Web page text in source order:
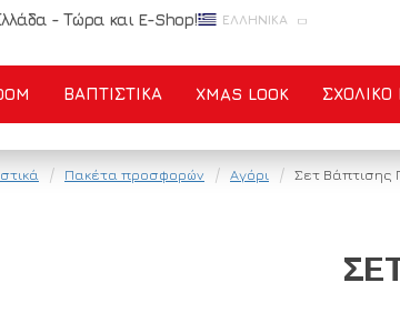
- Τώρα και E-Shop! ΕΛΛΗΝΙΚΆ
ΒΑΠΤΙΣΤΙΚΑ XMAS LOOK ΣΧΟΛΙΚΌ
Πακέτα προσφορών Αγόρι Σετ Βάπτισης